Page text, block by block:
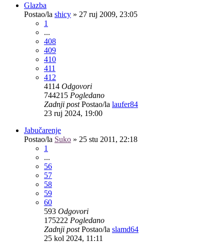
Glazba
Postao/la shicy » 27 ruj 2009, 23:05
1
...
408
409
410
411
412
4114 Odgovori
744215 Pogledano
Zadnji postPostao/la laufer84
23 ruj 2024, 19:00
Jabučarenje
Postao/la Suko » 25 stu 2011, 22:18
1
...
56
57
58
59
60
593 Odgovori
175222 Pogledano
Zadnji postPostao/la slamd64
25 kol 2024, 11:11